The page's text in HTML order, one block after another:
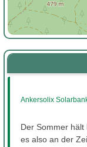
Ankersolix
Der Sommer
es also an der